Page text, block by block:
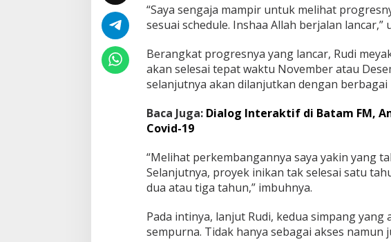
h
a
m
u
l
i
a
e
r
j
a
a
n
“Saya sengaja mampir untuk melihat
sesuai schedule. Inshaa Allah berjalan lancar,”
Berangkat progresnya yang lancar, Rudi
akan selesai tepat waktu November atau
selanjutnya akan dilanjutkan dengan berbagai
Baca Juga: Dialog Interaktif di Batam FM,
Covid-19
“Melihat perkembangannya saya yakin yang
Selanjutnya, proyek inikan tak selesai satu
dua atau tiga tahun,” imbuhnya.
Pada intinya, lanjut Rudi, kedua simpang
sempurna. Tidak hanya sebagai akses